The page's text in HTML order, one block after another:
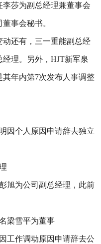
莎为副总经理兼董事会
事会秘书。
动还有，三一重能副总经
理。另外，HJT新军泉
年内第7次发布人事调整
因个人原因申请辞去独立
旭为公司副总经理，此前
梁雪平为董事
工作调动原因申请辞去公